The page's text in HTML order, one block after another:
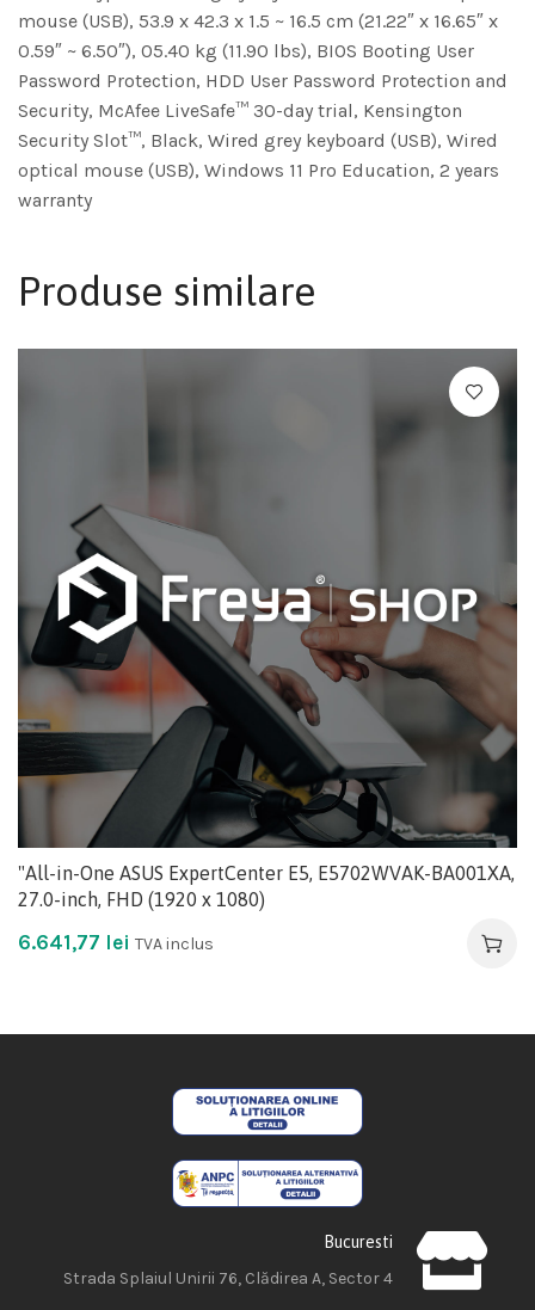
mouse (USB), 53.9 x 42.3 x 1.5 ~ 16.5 cm (21.22″ x 16.65″ x
0.59″ ~ 6.50″), 05.40 kg (11.90 lbs), BIOS Booting User
Password Protection, HDD User Password Protection and
Security, McAfee LiveSafe™ 30-day trial, Kensington
Security Slot™, Black, Wired grey keyboard (USB), Wired
optical mouse (USB), Windows 11 Pro Education, 2 years
warranty
Produse similare
"All-in-One ASUS ExpertCenter E5, E5702WVAK-BA001XA,
27.0-inch, FHD (1920 x 1080)
6.641,77 lei TVA inclus
Bucuresti
Strada Splaiul Unirii 76, Clădirea A, Sector 4